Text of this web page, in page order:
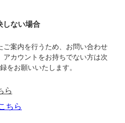
しない場合
ご案内を行うため、お問い合わせ
アカウントをお持ちでない方は次
をお願いいたします。
ら
ちら